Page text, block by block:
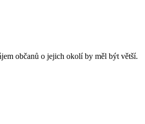
občanů o jejich okolí by měl být větší.